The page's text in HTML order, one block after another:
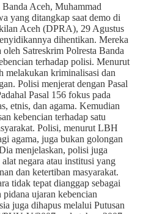
Aceh, Muhammad
yang ditangkap saat demo di
Aceh (DPRA), 29 Agustus
dihentikan. Mereka
Satreskrim Polresta Banda
terhadap polisi. Menurut
melakukan kriminalisasi dan
Polisi menjerat dengan Pasal
Pasal 156 fokus pada
etnis, dan agama. Kemudian
kebencian terhadap satu
Polisi, menurut LBH
agama, juga bukan golongan
menjelaskan, polisi juga
negara atau institusi yang
dan ketertiban masyarakat.
tidak tepat dianggap sebagai
ujaran kebencian
juga dihapus melalui Putusan